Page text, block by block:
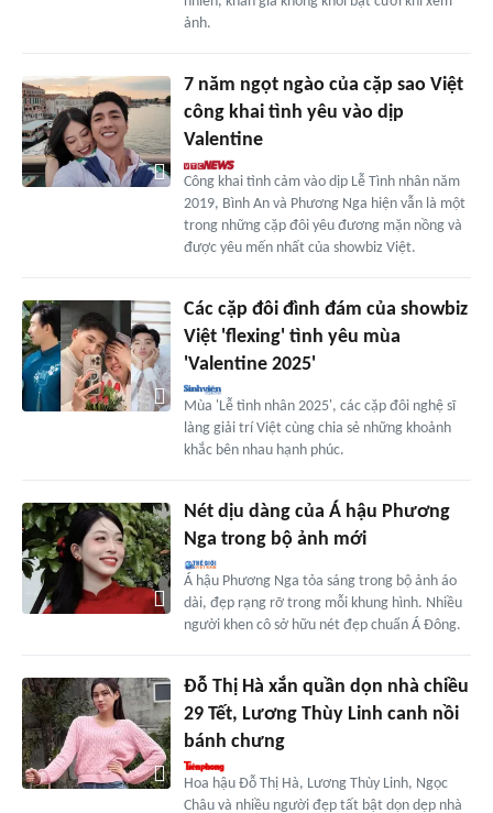
ảnh.
7 năm ngọt ngào của cặp sao Việt
công khai tình yêu vào dịp
Valentine
Công khai tình cảm vào dịp Lễ Tình nhân năm
2019, Bình An và Phương Nga hiện vẫn là một
trong những cặp đôi yêu đương mặn nồng và
được yêu mến nhất của showbiz Việt.
Các cặp đôi đình đám của showbiz
Việt 'flexing' tình yêu mùa
'Valentine 2025'
Mùa 'Lễ tình nhân 2025', các cặp đôi nghệ sĩ
làng giải trí Việt cùng chia sẻ những khoảnh
khắc bên nhau hạnh phúc.
Nét dịu dàng của Á hậu Phương
Nga trong bộ ảnh mới
Á hậu Phương Nga tỏa sáng trong bộ ảnh áo
dài, đẹp rạng rỡ trong mỗi khung hình. Nhiều
người khen cô sở hữu nét đẹp chuẩn Á Đông.
Đỗ Thị Hà xắn quần dọn nhà chiều
29 Tết, Lương Thùy Linh canh nồi
bánh chưng
Hoa hậu Đỗ Thị Hà, Lương Thùy Linh, Ngọc
Châu và nhiều người đẹp tất bật dọn dẹp nhà